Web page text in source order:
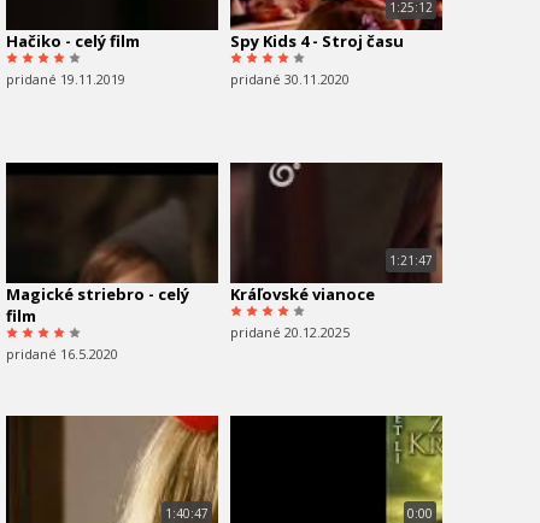
Hačiko - celý film
pridané 19.11.2019
1:25:12
Spy Kids 4 - Stroj času
pridané 30.11.2020
Magické striebro - celý
film
pridané 16.5.2020
1:21:47
Kráľovské vianoce
pridané 20.12.2025
1:40:47 0:00